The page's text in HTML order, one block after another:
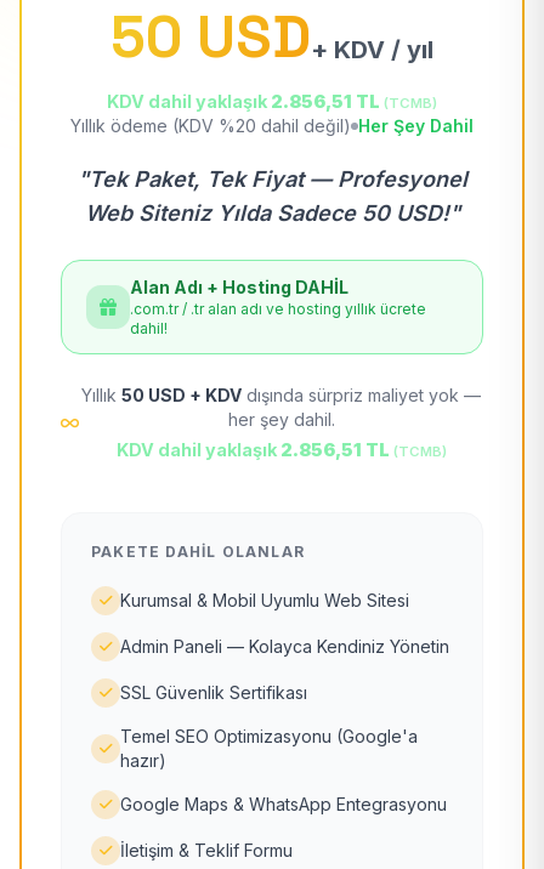
50 USD+ KDV / yıl
KDV dahil yaklaşık 2.856,51 TL (TCMB)
Yıllık ödeme (KDV %20 dahil değil) Her Şey Dahil
"Tek Paket, Tek Fiyat — Profesyonel
Web Siteniz Yılda Sadece 50 USD!"
Alan Adı + Hosting DAHİL
.com.tr / .tr alan adı ve hosting yıllık ücrete
dahil!
Yıllık 50 USD + KDV dışında sürpriz maliyet yok —
her şey dahil.
KDV dahil yaklaşık 2.856,51 TL (TCMB)
PAKETE DAHIL OLANLAR
Kurumsal & Mobil Uyumlu Web Sitesi
Admin Paneli — Kolayca Kendiniz Yönetin
SSL Güvenlik Sertifikası
Temel SEO Optimizasyonu (Google'a
hazır)
Google Maps & WhatsApp Entegrasyonu
İletişim & Teklif Formu